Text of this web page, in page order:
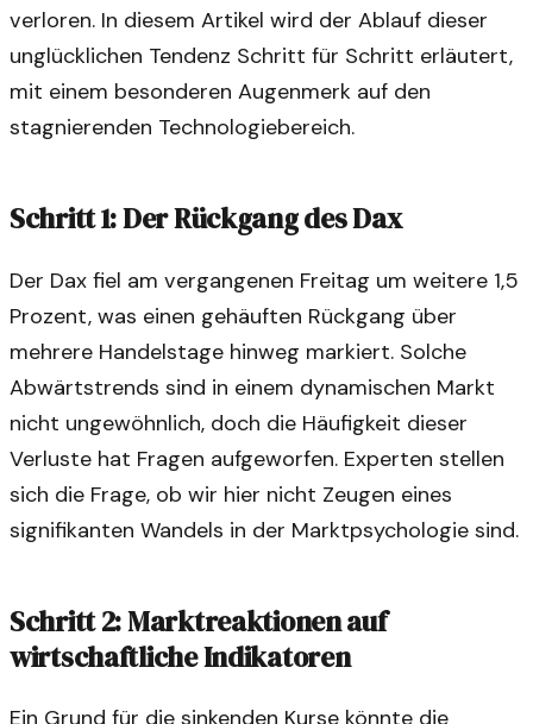
verloren. In diesem Artikel wird der Ablauf dieser
unglücklichen Tendenz Schritt für Schritt erläutert,
mit einem besonderen Augenmerk auf den
stagnierenden Technologiebereich.
Schritt 1: Der Rückgang des Dax
Der Dax fiel am vergangenen Freitag um weitere 1,5
Prozent, was einen gehäuften Rückgang über
mehrere Handelstage hinweg markiert. Solche
Abwärtstrends sind in einem dynamischen Markt
nicht ungewöhnlich, doch die Häufigkeit dieser
Verluste hat Fragen aufgeworfen. Experten stellen
sich die Frage, ob wir hier nicht Zeugen eines
signifikanten Wandels in der Marktpsychologie sind.
Schritt 2: Marktreaktionen auf
wirtschaftliche Indikatoren